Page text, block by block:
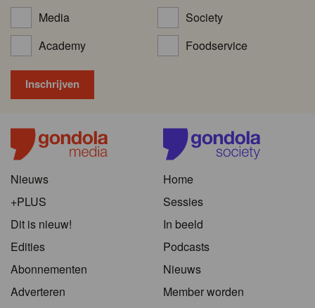
Media
Society
Academy
Foodservice
Nieuws
+PLUS
Dit is nieuw!
Edities
Abonnementen
Adverteren
Home
Sessies
In beeld
Podcasts
Nieuws
Member worden